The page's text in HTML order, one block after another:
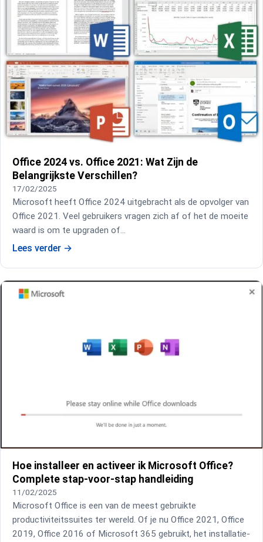
Office 2024 vs. Office 2021: Wat Zijn de
Belangrijkste Verschillen?
17/02/2025
Microsoft heeft Office 2024 uitgebracht als de opvolger van
Office 2021. Veel gebruikers vragen zich af of het de moeite
waard is om te upgraden of…
Lees verder →
Hoe installeer en activeer ik Microsoft Office?
Complete stap-voor-stap handleiding
11/02/2025
Microsoft Office is een van de meest gebruikte
productiviteitssuites ter wereld. Of je nu Office 2021, Office
2019, Office 2016 of Microsoft 365 gebruikt, het installatie-